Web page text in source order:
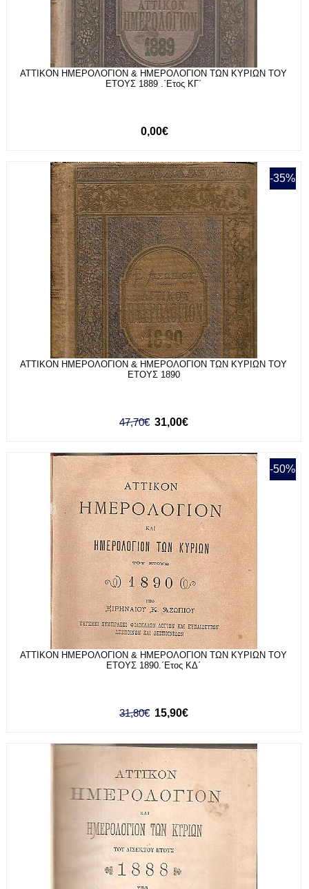
ΑΤΤΙΚΟΝ ΗΜΕΡΟΛΟΓΙΟΝ & ΗΜΕΡΟΛΟΓΙΟΝ ΤΩΝ ΚΥΡΙΩΝ ΤΟΥ
ΕΤΟΥΣ 1889 .΄Ετος ΚΓ΄
0,00€
-35%
ΑΤΤΙΚΟΝ ΗΜΕΡΟΛΟΓΙΟΝ & ΗΜΕΡΟΛΟΓΙΟΝ ΤΩΝ ΚΥΡΙΩΝ ΤΟΥ
ΕΤΟΥΣ 1890
47,70€ 31,00€
-50%
ΑΤΤΙΚΟΝ ΗΜΕΡΟΛΟΓΙΟΝ & ΗΜΕΡΟΛΟΓΙΟΝ ΤΩΝ ΚΥΡΙΩΝ ΤΟΥ
ΕΤΟΥΣ 1890.΄Ετος ΚΔ΄
31,80€ 15,90€